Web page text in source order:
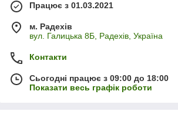
Працює з 01.03.2021
м. Радехів
вул. Галицька 8Б, Радехів, Україна
Контакти
Сьогодні працює з 09:00 до 18:00
Показати весь графік роботи